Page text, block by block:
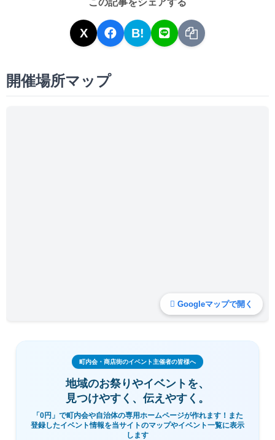
X B!
開催場所マップ
Googleマップで開く
町内会・商店街のイベント主催者の皆様へ
地域のお祭りやイベントを、
見つけやすく、伝えやすく。
「0円」で町内会や自治体の専用ホームページが作れます！また
登録したイベント情報を当サイトのマップやイベント一覧に表示
します